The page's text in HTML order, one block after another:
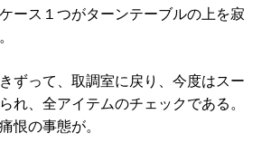
ース１つがターンテーブルの上を寂
ずって、取調室に戻り、今度はスー
れ、全アイテムのチェックである。
恨の事態が。